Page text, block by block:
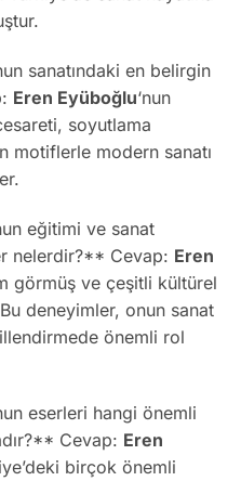
sanatındaki en belirgin
Eren Eyüboğlu‘nun
soyutlama
motiflerle modern sanatı
eğitimi ve sanat
nelerdir?** Cevap: Eren
görmüş ve çeşitli kültürel
deneyimler, onun sanat
önemli rol
eserleri hangi önemli
Cevap: Eren
birçok önemli